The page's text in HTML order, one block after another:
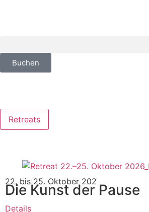
Buchen
Retreats
22. bis 25. Oktober 202
Die Kunst der Pause
Details